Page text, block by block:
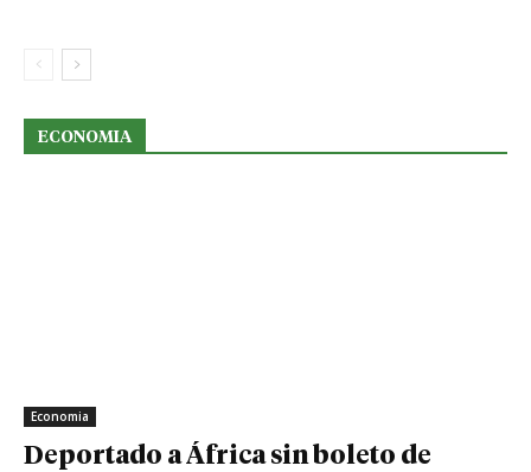
ECONOMIA
Economia
Deportado a África sin boleto de